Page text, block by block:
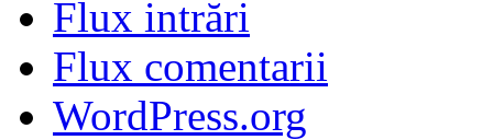
Flux intrări
Flux comentarii
WordPress.org